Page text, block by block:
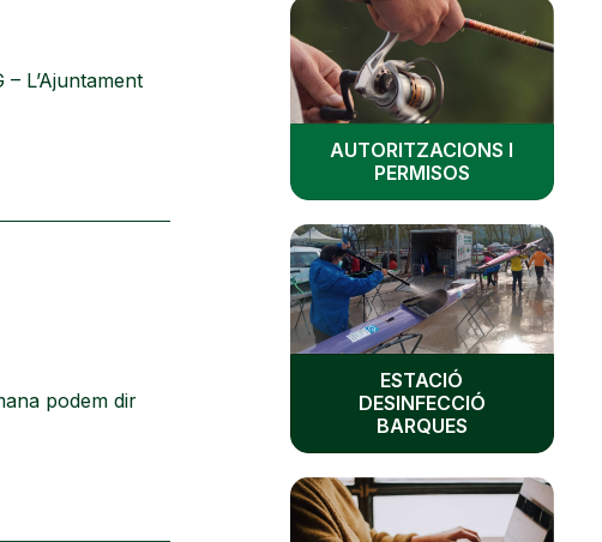
L’Ajuntament
podem dir
AUTORITZACIONS I
PERMISOS
ESTACIÓ
DESINFECCIÓ
BARQUES